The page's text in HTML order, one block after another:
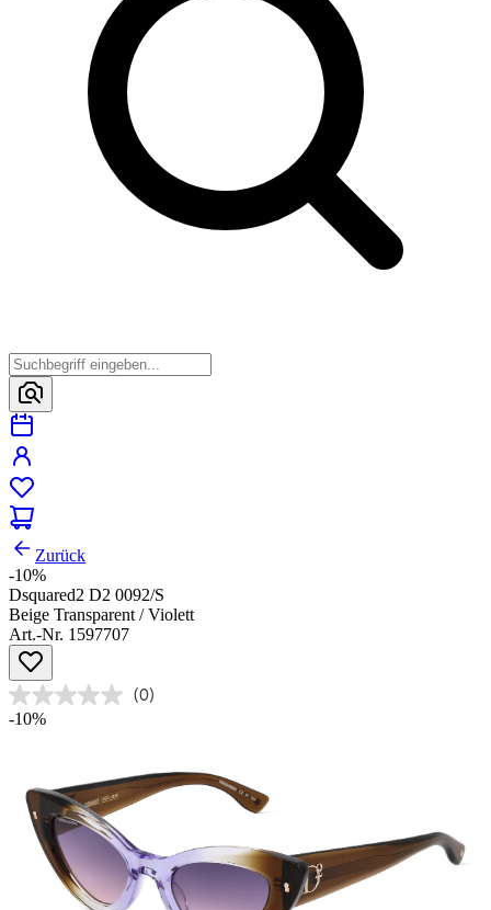
Zurück
-10%
Dsquared2 D2 0092/S
Beige Transparent / Violett
Art.-Nr. 1597707
(0)
-10%